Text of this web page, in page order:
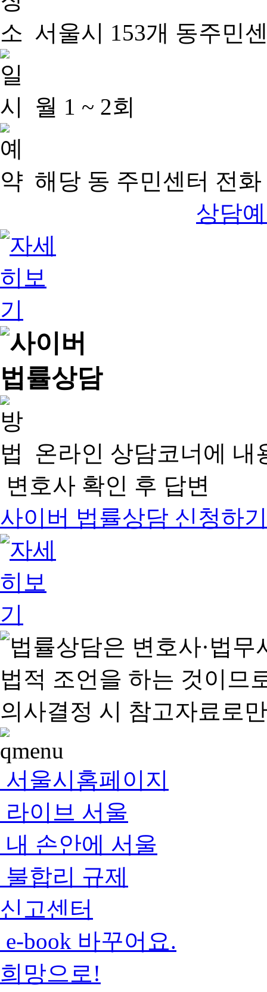
서울시 153개 동주민
월 1 ~ 2회
해당 동 주민센터 전
상담
온라인 상담코너에 내
변호사 확인 후 답변
사이버 법률상담 신청하기
서울시홈페이지
라이브 서울
내 손안에 서울
불합리 규제
신고센터
e-book 바꾸어요.
희망으로!